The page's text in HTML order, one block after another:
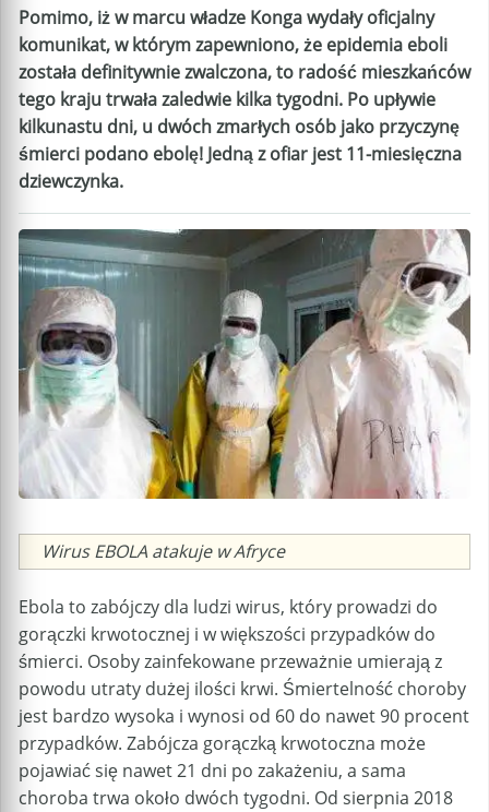
Pomimo, iż w marcu władze Konga wydały oficjalny
komunikat, w którym zapewniono, że epidemia eboli
została definitywnie zwalczona, to radość mieszkańców
tego kraju trwała zaledwie kilka tygodni. Po upływie
kilkunastu dni, u dwóch zmarłych osób jako przyczynę
śmierci podano ebolę! Jedną z ofiar jest 11-miesięczna
dziewczynka.
Caption
Wirus EBOLA atakuje w Afryce
Ebola to zabójczy dla ludzi wirus, który prowadzi do
gorączki krwotocznej i w większości przypadków do
śmierci. Osoby zainfekowane przeważnie umierają z
powodu utraty dużej ilości krwi. Śmiertelność choroby
jest bardzo wysoka i wynosi od 60 do nawet 90 procent
przypadków. Zabójcza gorączką krwotoczna może
pojawiać się nawet 21 dni po zakażeniu, a sama
choroba trwa około dwóch tygodni. Od sierpnia 2018